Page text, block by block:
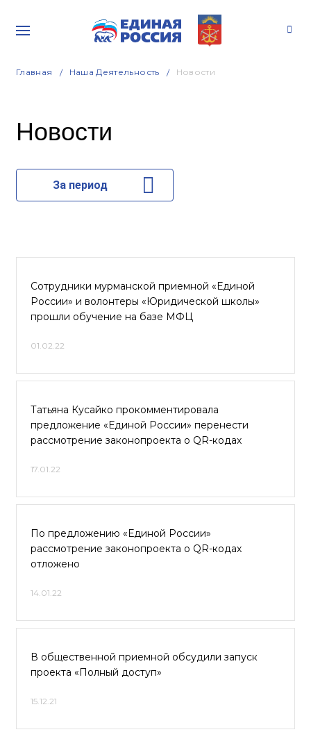
Главная Наша Деятельность Новости
Новости
За период
Сотрудники мурманской приемной «Единой
России» и волонтеры «Юридической школы»
прошли обучение на базе МФЦ
01.02.22
Татьяна Кусайко прокомментировала
предложение «Единой России» перенести
рассмотрение законопроекта о QR-кодах
17.01.22
По предложению «Единой России»
рассмотрение законопроекта о QR-кодах
отложено
14.01.22
В общественной приемной обсудили запуск
проекта «Полный доступ»
15.12.21